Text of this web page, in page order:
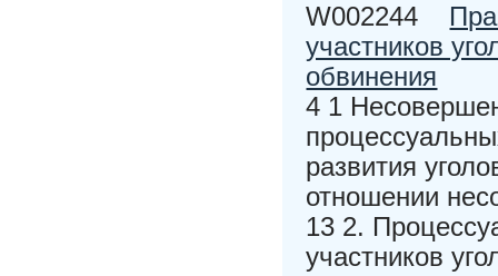
W002244
участников
обвинения
4 1
развития
отношении
13 2.
участников